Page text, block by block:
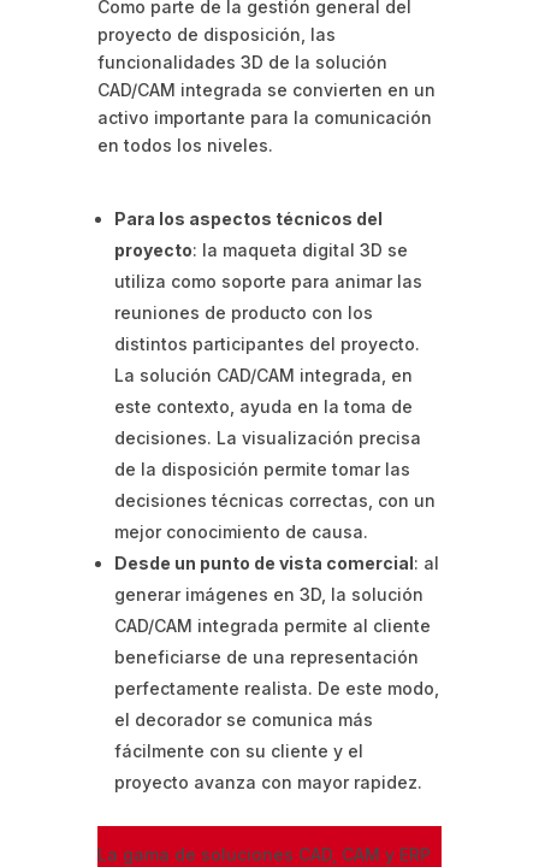
Como parte de la gestión general del
proyecto de disposición, las
funcionalidades 3D de la solución
CAD/CAM integrada se convierten en un
activo importante para la comunicación
en todos los niveles.
Para los aspectos técnicos del
proyecto: la maqueta digital 3D se
utiliza como soporte para animar las
reuniones de producto con los
distintos participantes del proyecto.
La solución CAD/CAM integrada, en
este contexto, ayuda en la toma de
decisiones. La visualización precisa
de la disposición permite tomar las
decisiones técnicas correctas, con un
mejor conocimiento de causa.
Desde un punto de vista comercial: al
generar imágenes en 3D, la solución
CAD/CAM integrada permite al cliente
beneficiarse de una representación
perfectamente realista. De este modo,
el decorador se comunica más
fácilmente con su cliente y el
proyecto avanza con mayor rapidez.
La gama de soluciones CAD, CAM y ERP